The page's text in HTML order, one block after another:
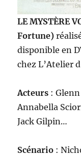
LE MYSTÈRE
Fortune)
disponible en
chez L’Atelier
Acteurs :
Annabella
Jack Gilpin…
Scénario :